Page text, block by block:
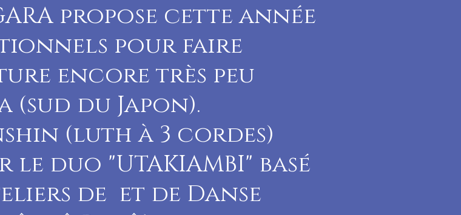
propose cette année
pour faire
encore très peu
du Japon).
(luth à 3 cordes)
duo "UTAKIAMBI" basé
de et de Danse